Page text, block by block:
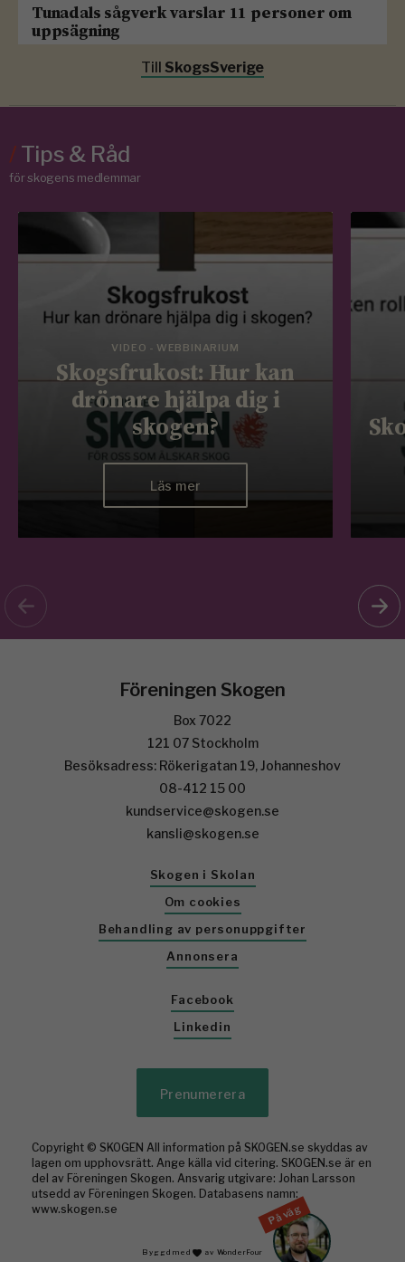
Tunadals sågverk varslar 11 personer om
uppsägning
Till SkogsSverige
/Tips & Råd
för skogens medlemmar
VIDEO - WEBBINARIUM
Skogsfrukost: Hur kan
drönare hjälpa dig i
skogen?
Läs mer
På väg
Föreningen Skogen
Box 7022
121 07 Stockholm
Besöksadress: Rökerigatan 19, Johanneshov
08-412 15 00
kundservice@skogen.se
kansli@skogen.se
Skogen i Skolan
Om cookies
Behandling av personuppgifter
Annonsera
Facebook
Linkedin
Prenumerera
Copyright © SKOGEN All information på SKOGEN.se skyddas av
lagen om upphovsrätt. Ange källa vid citering. SKOGEN.se är en
del av Föreningen Skogen. Ansvarig utgivare: Johan Larsson
utsedd av Föreningen Skogen. Databasens namn:
www.skogen.se
Byggd med av WonderFour